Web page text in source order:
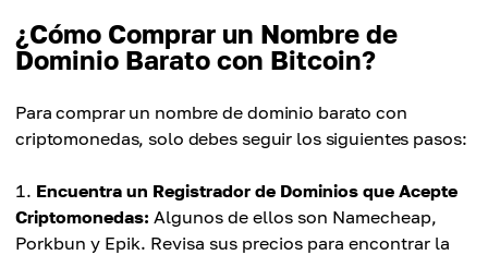
¿Cómo Comprar un Nombre de
Dominio Barato con Bitcoin?
Para comprar un nombre de dominio barato con
criptomonedas, solo debes seguir los siguientes pasos:
Encuentra un Registrador de Dominios que Acepte
Criptomonedas: Algunos de ellos son Namecheap,
Porkbun y Epik. Revisa sus precios para encontrar la